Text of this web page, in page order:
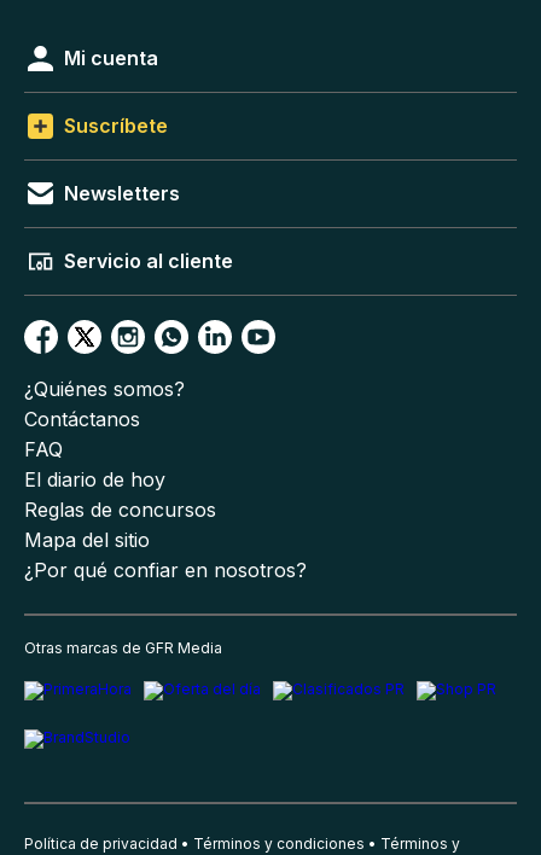
Mi cuenta
Suscríbete
Newsletters
Servicio al cliente
¿Quiénes somos?
Contáctanos
FAQ
El diario de hoy
Reglas de concursos
Mapa del sitio
¿Por qué confiar en nosotros?
Otras marcas de GFR Media
Política de privacidad Términos y condiciones Términos y